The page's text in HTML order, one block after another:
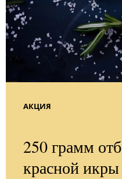
АКЦИЯ
250 грамм
красной